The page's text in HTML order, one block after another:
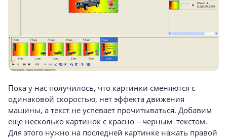
Пока у нас получилось, что картинки сменяются с
одинаковой скоростью, нет эффекта движения
машины, а текст не успевает прочитываться. Добавим
еще несколько картинок с красно – черным текстом.
Для этого нужно на последней картинке нажать правой